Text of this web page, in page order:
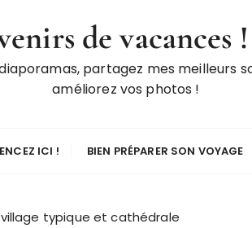
de vacances
partagez mes meilleurs
améliorez vos photos !
ICI ! BIEN PRÉPARER SON VOYAGE
typique et cathédrale